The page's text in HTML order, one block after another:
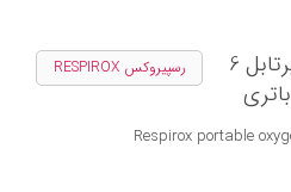
رسپیروکس RESPIROX
دستگاه اکسیژن ساز پرتابل 6
Respirox portable